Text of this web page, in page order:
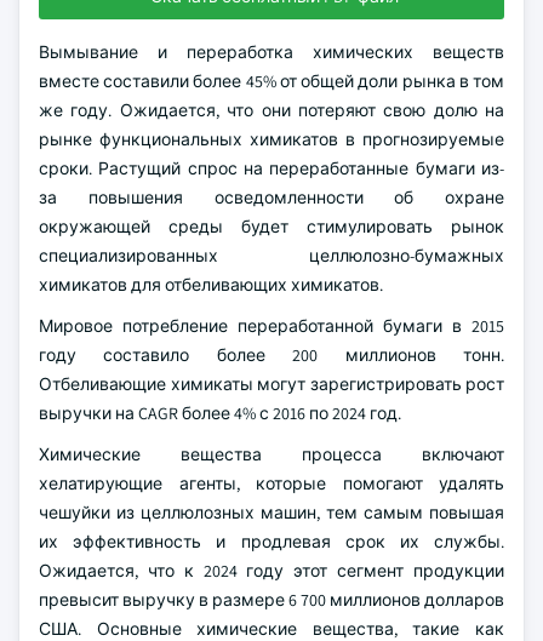
Вымывание и переработка химических веществ
вместе составили более 45% от общей доли рынка в том
же году. Ожидается, что они потеряют свою долю на
рынке функциональных химикатов в прогнозируемые
сроки. Растущий спрос на переработанные бумаги из-
за повышения осведомленности об охране
окружающей среды будет стимулировать рынок
специализированных целлюлозно-бумажных
химикатов для отбеливающих химикатов.
Мировое потребление переработанной бумаги в 2015
году составило более 200 миллионов тонн.
Отбеливающие химикаты могут зарегистрировать рост
выручки на CAGR более 4% с 2016 по 2024 год.
Химические вещества процесса включают
хелатирующие агенты, которые помогают удалять
чешуйки из целлюлозных машин, тем самым повышая
их эффективность и продлевая срок их службы.
Ожидается, что к 2024 году этот сегмент продукции
превысит выручку в размере 6 700 миллионов долларов
США. Основные химические вещества, такие как